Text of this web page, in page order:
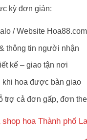
kỳ đơn giản:
/ Website Hoa88.com
thông tin người nhận
kế – giao tận nơi
khi hoa được bàn giao
trợ cả đơn gấp, đơn
hoa Thành phố